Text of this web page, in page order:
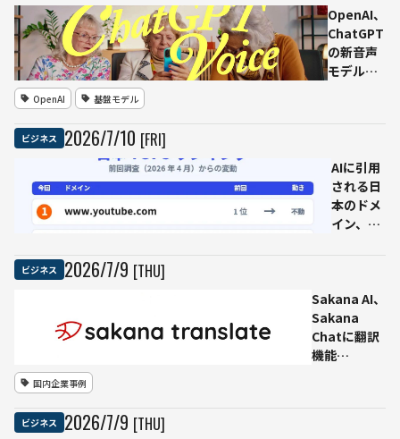
OpenAI、
ChatGPT
の新音声
モデル
を含む世
界で提供
開始
OpenAI 基盤モデル
ビジネス 2026/7/10 [FRI]
AIに引用
される日
本のドメ
イン、
上昇
Ahrefsが
最新ラン
キング公
ビジネス 2026/7/9 [THU]
Sakana AI、
Sakana
Chatに翻訳
機能
国内企業事例
ビジネス 2026/7/9 [THU]